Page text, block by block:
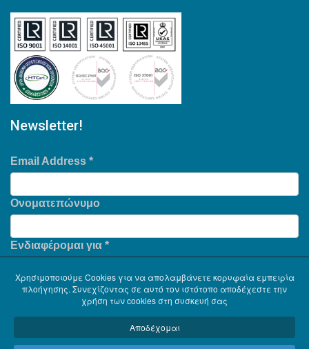
Newsletter!
Email Address *
Ονοματεπώνυμο
Ενδιαφέρομαι για *
Χρησιμοποιούμε Cookies για να απολαμβάνετε κορυφαία εμπειρία
πλοήγησης. Συνεχίζοντας σε αυτό τον ιστότοπο αποδέχεστε την
χρήση των cookies στη συσκευή σας
Αποδέχομαι